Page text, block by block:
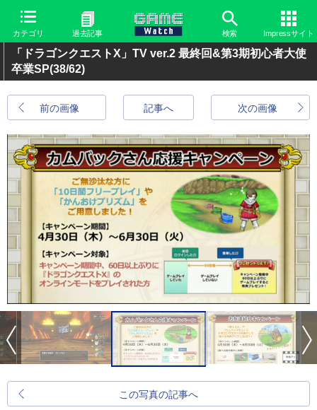
カテゴリ 過去記事 検索 Impressサイト
「ドラゴンクエストX」TV ver.2 最終回&第3期初心者大使
卒業SP(38/62)
前の画像 次の画像
記事へ
この写真の記事へ